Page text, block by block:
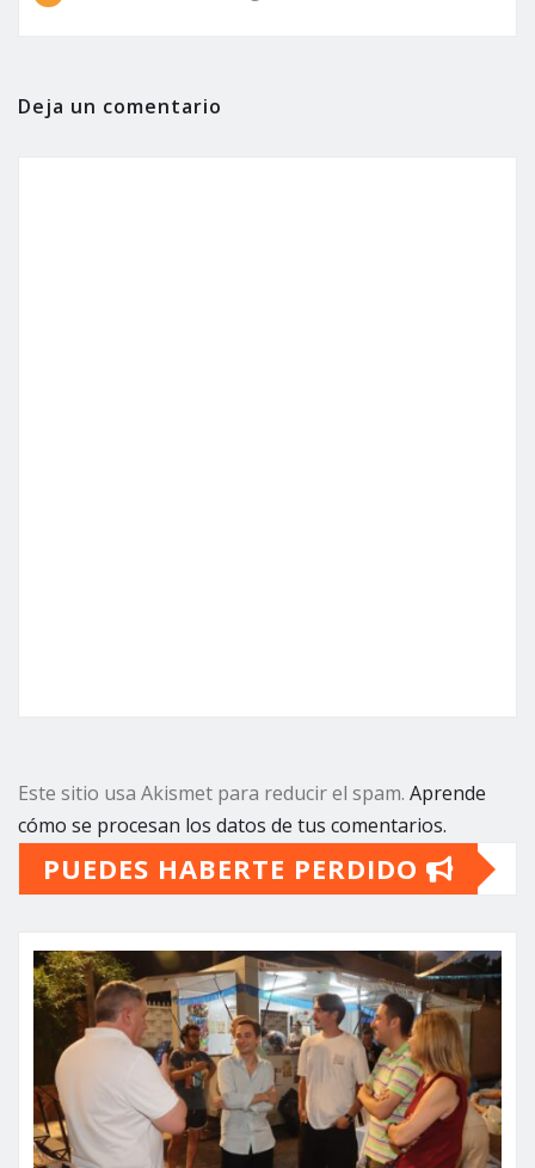
Deja un comentario
Este sitio usa Akismet para reducir el spam. Aprende
cómo se procesan los datos de tus comentarios.
PUEDES HABERTE PERDIDO